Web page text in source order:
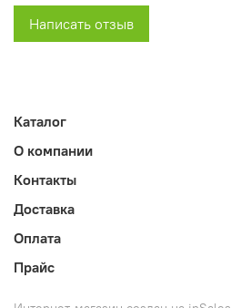
Написать отзыв
Каталог
О компании
Контакты
Доставка
Оплата
Прайс